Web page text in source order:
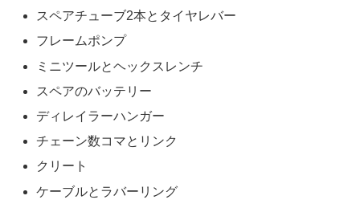
スペアチューブ2本とタイヤレバー
フレームポンプ
ミニツールとヘックスレンチ
スペアのバッテリー
ディレイラーハンガー
チェーン数コマとリンク
クリート
ケーブルとラバーリング